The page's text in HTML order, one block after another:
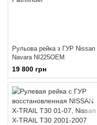
Рульова рейка з ГУР Nissan
Navara NI225OEM
19 800 грн